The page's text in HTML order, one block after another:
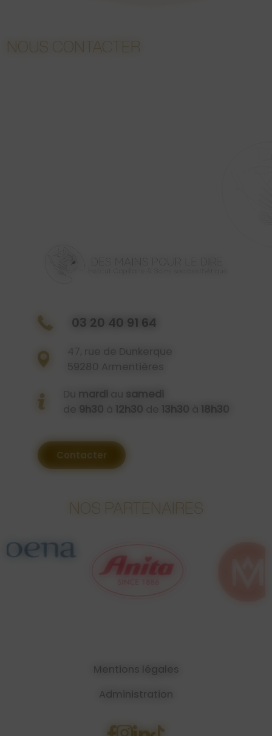
NOUS CONTACTER
03 20 40 91 64
47, rue de Dunkerque
Du mardi au samedi
9h30 13h30 18h30
Contacter
NOS PARTENAIRES
Mentions légales
Administration